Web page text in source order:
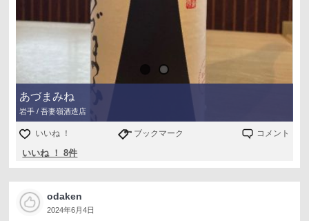
あづまみね
岩手 / 吾妻嶺酒造店
いいね ！ ブックマーク コメント
いいね ！ 8件
odaken
2024年6月4日